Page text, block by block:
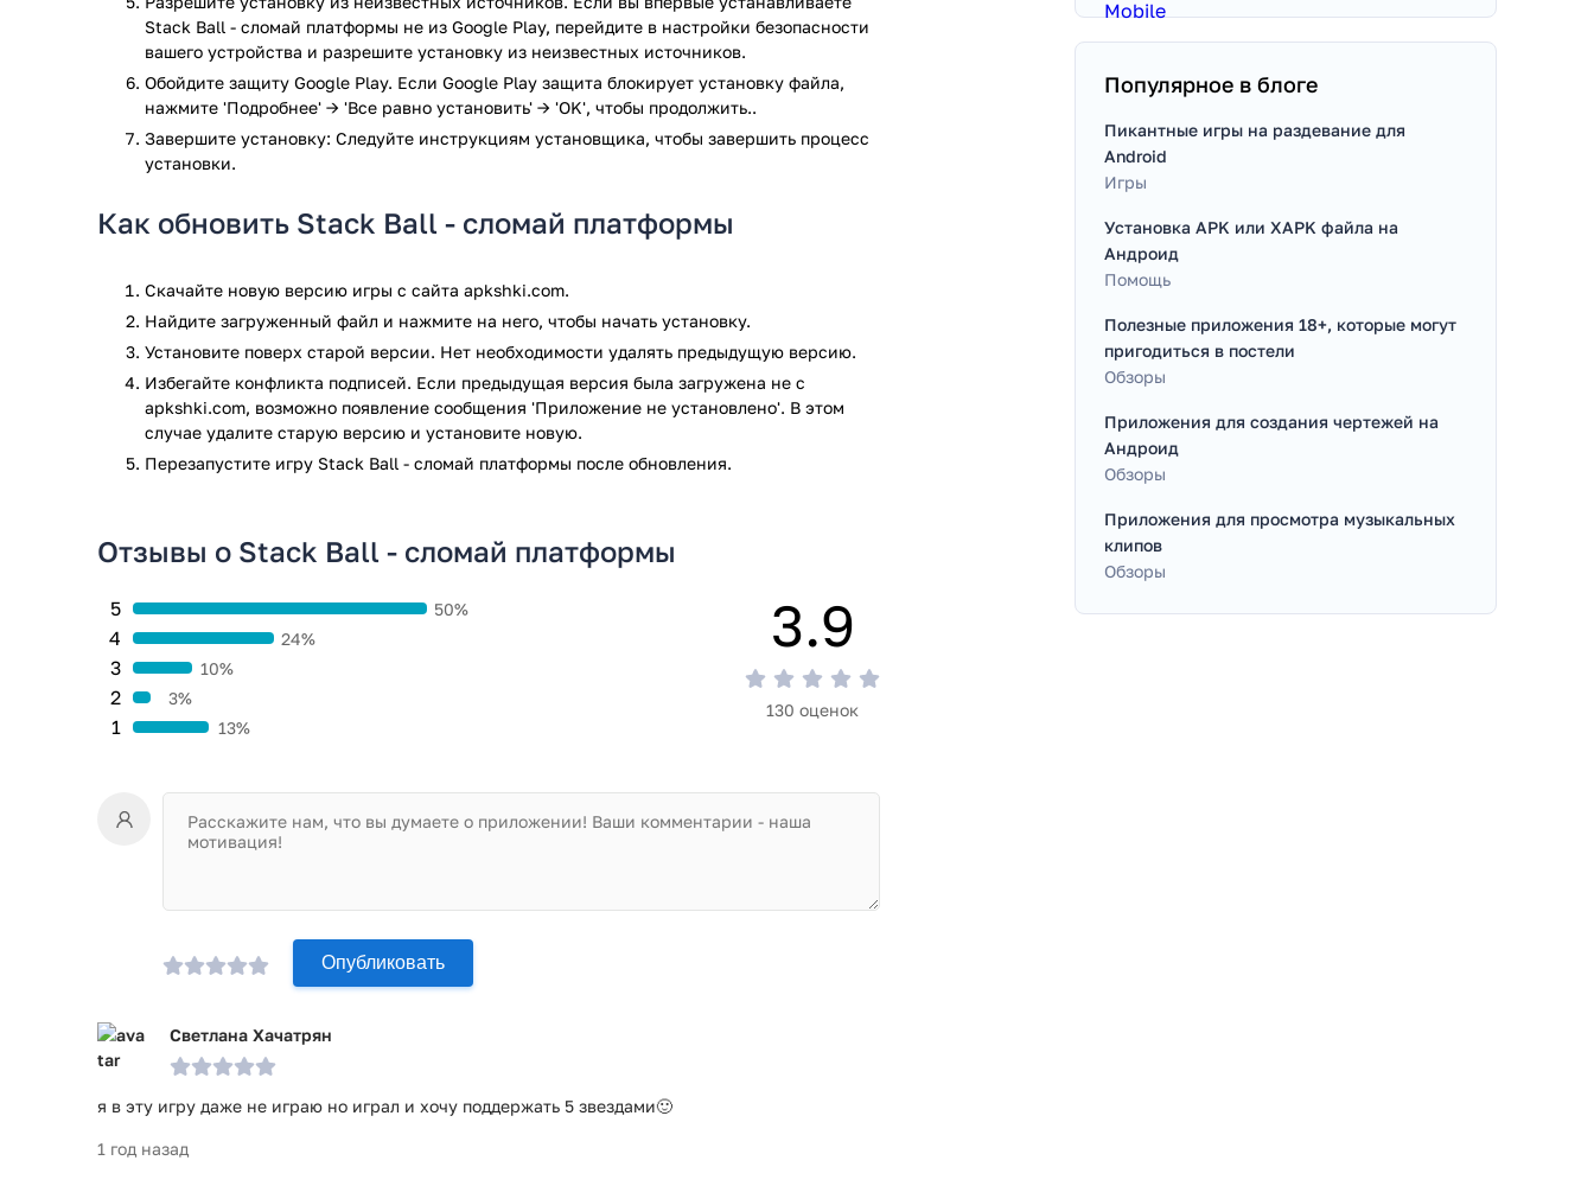
Простой, но безумно захватывающий процесс понравится даже опытному игроку. Вы
сможете проводить время за короткими, но динамичными играми. Приложение содержит
уничтожение частей башни. Вам более, чем понравится это приятное занятие. Можно
скоротать время, сидя в очереди, расслабляясь после напряженного рабочего дня.
Вы обнаружите изменения во внешнем виде самой игры для смартфона. Вам не надоест
играть, пока не будет одержана столь желаемая победа. Вам нужно всего лишь скачать
с операционной системой «Android». Дополнительного программного обеспечения ставить
не придется.
Простое управление;
Незамысловатый сюжет;
Приложение занимает мало места, не повлияет на работу других программ;
Приятная визуальная и звуковая составляющая.
Вам понравится увлекательная игра, в процессе которой удастся забыть о проблемах.
Просто нажимайте на кнопку «Скачать игру», чтобы провести свободное время, получить
проверки по всем последним сигнатурам заражения файлов не выявлено.
Stack Ball - сломай платформы не из Google Play, перейдите в настройки безопасности
вашего устройства и разрешите установку из неизвестных источников.
Обойдите защиту Google Play. Если Google Play защита блокирует установку файла,
нажмите 'Подробнее' → 'Все равно установить' → 'OK', чтобы продолжить..
Завершите установку: Следуйте инструкциям установщика, чтобы завершить процесс
установки.
Как обновить Stack Ball - сломай платформы
Скачайте новую версию игры с сайта apkshki.com.
Найдите загруженный файл и нажмите на него, чтобы начать установку.
Установите поверх старой версии. Нет необходимости удалять предыдущую версию.
Избегайте конфликта подписей. Если предыдущая версия была загружена не с
apkshki.com, возможно появление сообщения 'Приложение не установлено'. В этом
случае удалите старую версию и установите новую.
Перезапустите игру Stack Ball - сломай платформы после обновления.
Отзывы о Stack Ball - сломай платформы
1 13%
2 3%
3 10%
4 24%
5 50% 3.9
130 оценок
Опубликовать
Светлана Хачатрян
я в эту игру даже не играю но играл и хочу поддержать 5 звездами🙂
1 год назад
Популярное в блоге
Пикантные игры на раздевание для
Android
Игры
Установка APK или XAPK файла на
Андроид
Помощь
Полезные приложения 18+, которые могут
пригодиться в постели
Обзоры
Приложения для создания чертежей на
Андроид
Обзоры
Приложения для просмотра музыкальных
клипов
Обзоры